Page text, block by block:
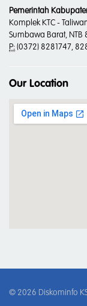
Pemerintah
Komplek KTC -
Sumbawa Barat, NTB
P: (0372) 8281747,
Our Location
© 2026 Diskominfo